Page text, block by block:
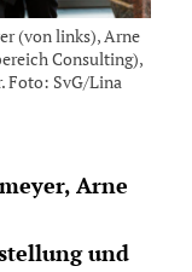
(von links), Arne
Consulting),
Foto: SvG/Lina
Arne
und